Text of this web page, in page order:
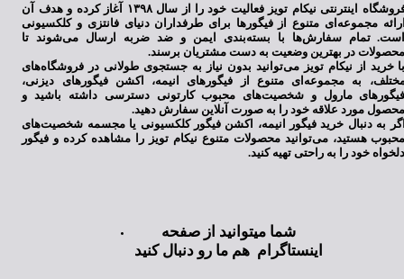
فروشگاه اینترنتی نیکام تویز فعالیت خود را از سال ۱۳۹۸ آغاز کرده و هدف آن
مجموعه‌ای متنوع از فیگورها برای طرفداران دنیای فانتزی و کلکسیونی
تمام سفارش‌ها با بسته‌بندی ایمن و ضد ضربه ارسال می‌شوند تا
در بهترین وضعیت به دست مشتریان برسند.
خرید از نیکام تویز می‌توانید بدون نیاز به جستجوی طولانی در فروشگاه‌های
به مجموعه‌ای متنوع از فیگورهای انیمه، اکشن فیگورهای دیزنی،
مارول و شخصیت‌های محبوب کارتونی دسترسی داشته باشید و
مورد علاقه خود را به صورت آنلاین سفارش دهید.
به دنبال خرید فیگور انیمه، اکشن فیگور کلکسیونی یا مجسمه شخصیت‌های
هستید، می‌توانید محصولات متنوع نیکام تویز را مشاهده کرده و فیگور
خود را به راحتی تهیه کنید.
شما میتوانید از صفحه
اینستاگرام هم ما رو دنبال کنید